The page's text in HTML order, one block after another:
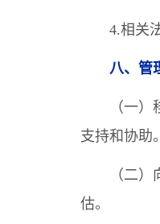
4.相关
八、管
（一
支持和协助。
（二
估。